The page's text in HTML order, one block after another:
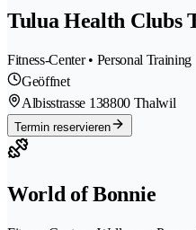
Tulua Health
Fitness-Center • Personal Training
Geöffnet
Albisstrasse 138800 Thalwil
Termin reservieren
World of Bonnie